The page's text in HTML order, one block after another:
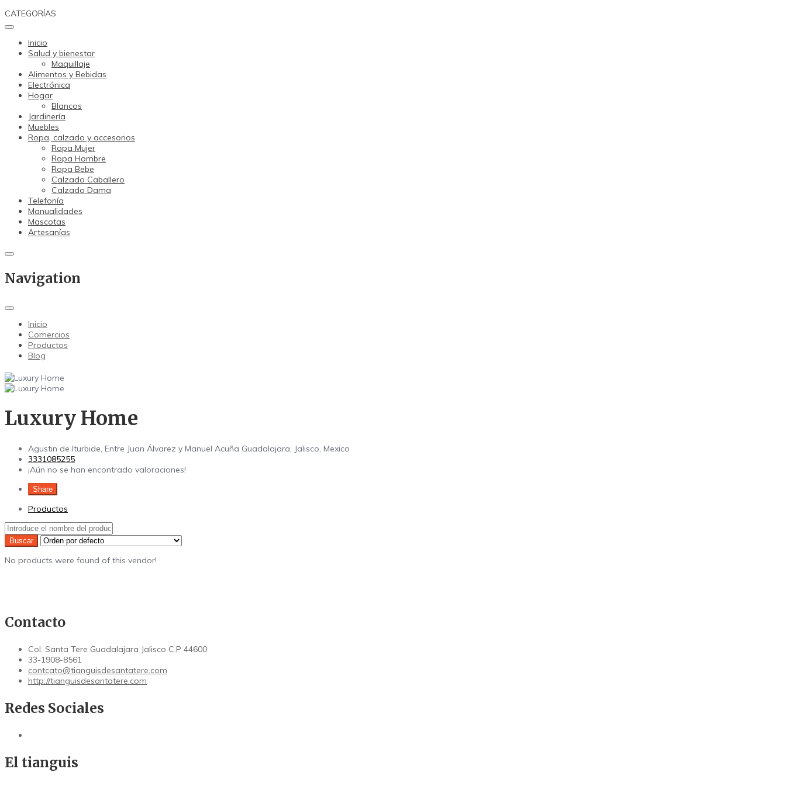
Skip
to
content
CATEGORÍAS
Inicio
Salud y bienestar
Maquillaje
Alimentos y Bebidas
Electrónica
Hogar
Blancos
Jardinería
Muebles
Ropa, calzado y accesorios
Ropa Mujer
Ropa Hombre
Ropa Bebe
Calzado Caballero
Calzado Dama
Telefonía
Manualidades
Mascotas
Artesanías
Navigation
Inicio
Comercios
Productos
Blog
Luxury Home
Agustin de Iturbide, Entre Juan Álvarez y Manuel Acuña Guadalajara, Jalisco, Mexico
3331085255
¡Aún no se han encontrado valoraciones!
Share
Productos
No products were found of this vendor!
Contacto
Col. Santa Tere Guadalajara Jalisco C.P 44600
33-1908-8561
contcato@tianguisdesantatere.com
http://tianguisdesantatere.com
Redes Sociales
El tianguis